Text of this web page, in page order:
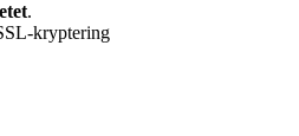
.
kryptering